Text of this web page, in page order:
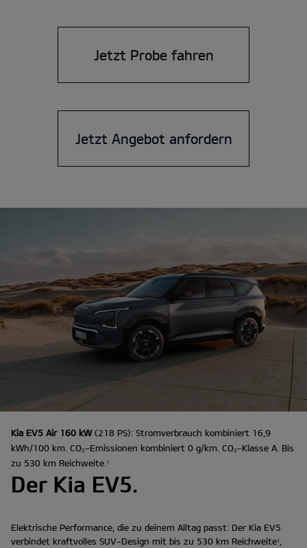
Jetzt Probe fahren
Jetzt Angebot anfordern
Kia EV5 Air 160 kW(218 PS): Stromverbrauch kombiniert 16,9
kWh/100 km. CO₂-Emissionen kombiniert 0 g/km. CO₂-Klasse A. Bis
zu 530 km Reichweite. 1
Der Kia EV5.
Elektrische Performance, die zu deinem Alltag passt: Der Kia EV5
verbindet kraftvolles SUV-Design mit bis zu 530 km Reichweite1